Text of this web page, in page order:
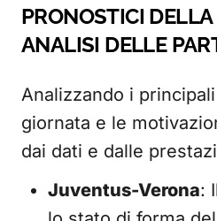
PRONOSTICI
ANALISI DELLE
Analizzando i
giornata e le
dai dati e dalle
Juventus-Verona: